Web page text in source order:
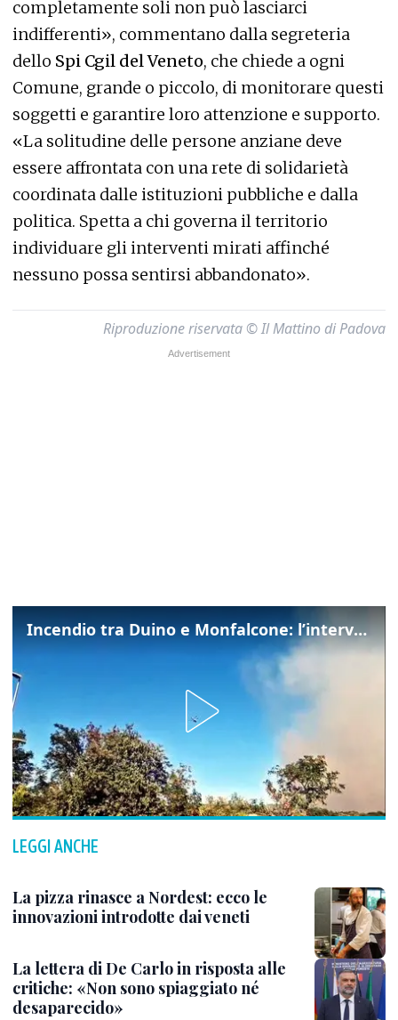
completamente soli non può lasciarci
indifferenti», commentano dalla segreteria
dello Spi Cgil del Veneto, che chiede a ogni
Comune, grande o piccolo, di monitorare questi
soggetti e garantire loro attenzione e supporto.
«La solitudine delle persone anziane deve
essere affrontata con una rete di solidarietà
coordinata dalle istituzioni pubbliche e dalla
politica. Spetta a chi governa il territorio
individuare gli interventi mirati affinché
nessuno possa sentirsi abbandonato».
Riproduzione riservata © Il Mattino di Padova
Incendio tra Duino e Monfalcone: l’intervento dei vigili del fuoco
LEGGI ANCHE
La pizza rinasce a Nordest: ecco le
innovazioni introdotte dai veneti
La lettera di De Carlo in risposta alle
critiche: «Non sono spiaggiato né
desaparecido»